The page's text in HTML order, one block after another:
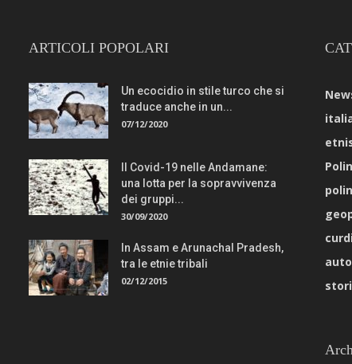
ARTICOLI POPOLARI
Un ecocidio in stile turco che si
traduce anche in un...
07/12/2020
Il Covid-19 nelle Andamane:
una lotta per la sopravvivenza
dei gruppi...
30/09/2020
In Assam e Arunachal Pradesh,
tra le etnie tribali
02/12/2015
curdi